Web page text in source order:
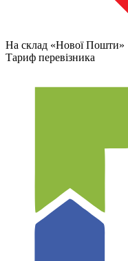
На склад «Нової Пошти»
Тариф перевізника